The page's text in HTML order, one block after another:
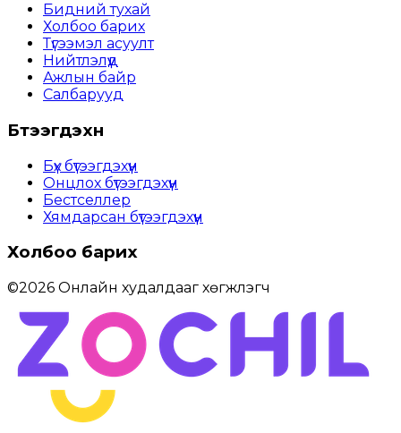
Бидний тухай
Холбоо барих
Түгээмэл асуулт
Нийтлэлүүд
Ажлын байр
Салбарууд
Бүтээгдэхүүн
Бүх бүтээгдэхүүн
Онцлох бүтээгдэхүүн
Бестселлер
Хямдарсан бүтээгдэхүүн
Холбоо барих
©2026 Онлайн худалдааг хөгжүүлэгч